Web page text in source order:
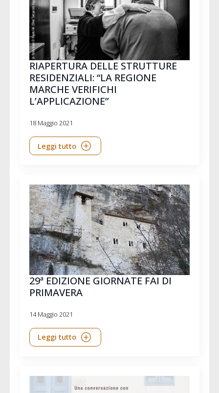
RIAPERTURA DELLE STRUTTURE
RESIDENZIALI: “LA REGIONE
MARCHE VERIFICHI
L’APPLICAZIONE”
18 Maggio 2021
Leggi tutto
29ª EDIZIONE GIORNATE FAI DI
PRIMAVERA
14 Maggio 2021
Leggi tutto